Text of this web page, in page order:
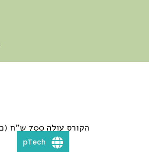
הקורס עולה 700 ש"ח (כולל מע"מ), במידה ולוקחים מספר יחידות מקורסים נוספים יהיה מחיר מיוחד עבור כל הקורסים יחדיו
pTech